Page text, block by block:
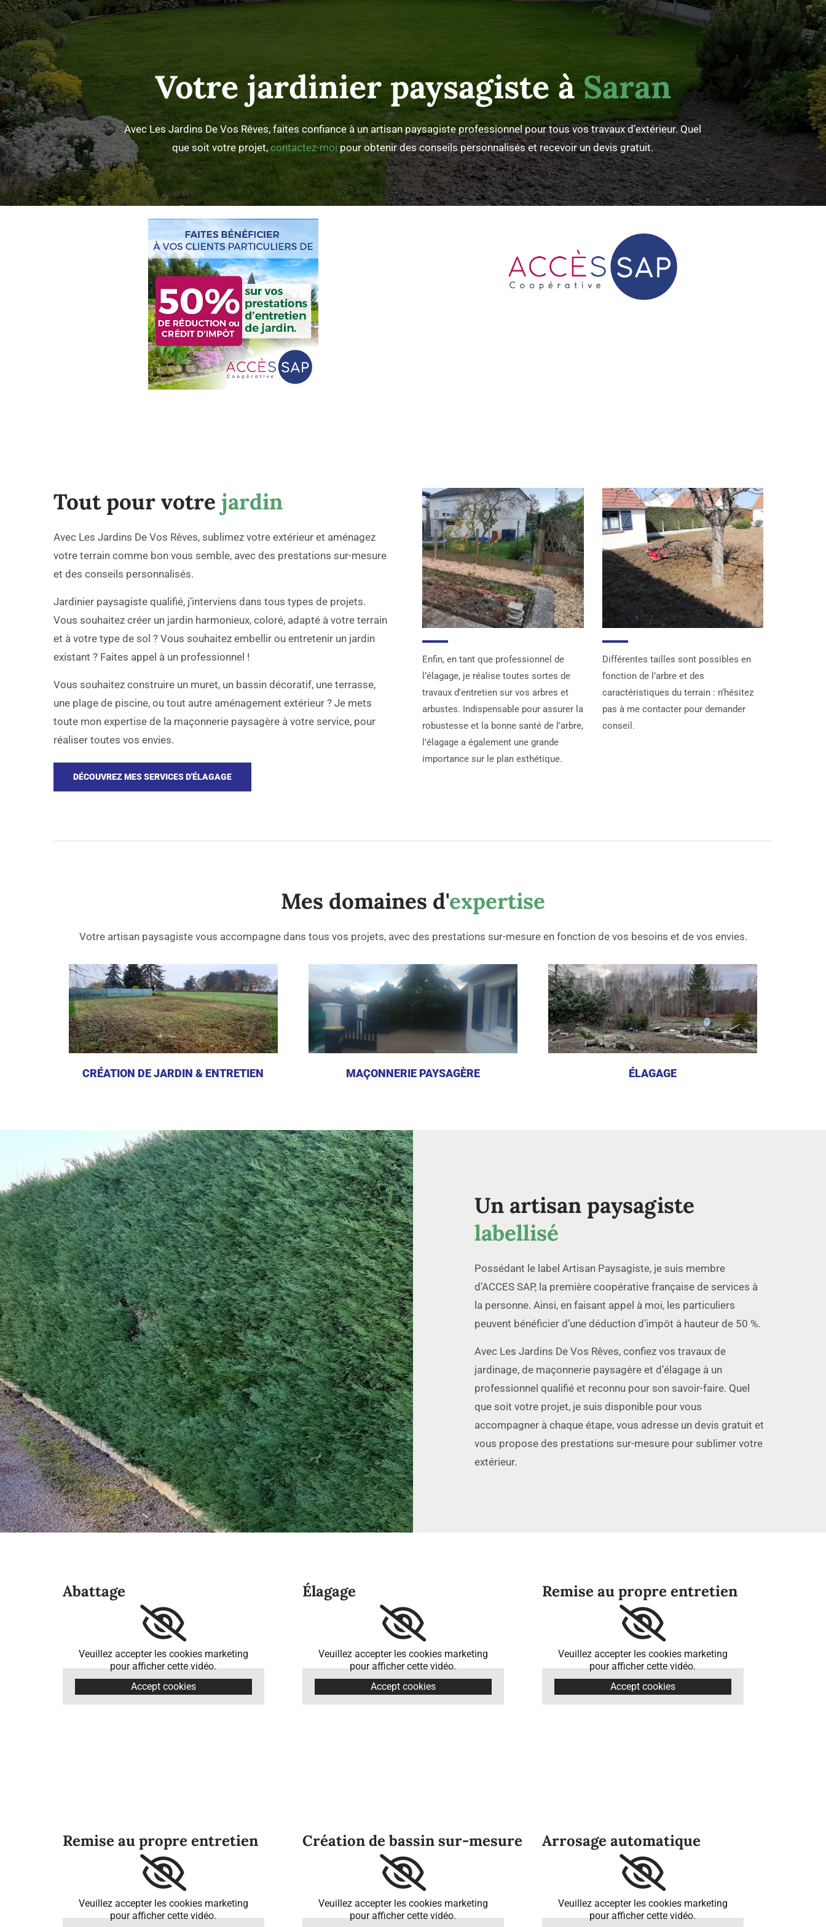
Votre jardinier paysagiste àSaran
Avec Les Jardins De Vos Rêves, faites confiance à un artisan paysagiste professionnel pour tous vos travaux d’extérieur. Quel
que soit votre projet,contactez-moipour obtenir des conseils personnalisés et recevoir un devis gratuit.
Tout pour votre jardin
Avec Les Jardins De Vos Rêves, sublimez votre extérieur et aménagez
votre terrain comme bon vous semble, avec des prestations sur-mesure
et des conseils personnalisés.
Jardinier paysagiste qualifié, j’interviens dans tous types de projets.
Vous souhaitez créer un jardin harmonieux, coloré, adapté à votre terrain
et à votre type de sol ? Vous souhaitez embellir ou entretenir un jardin
existant ? Faites appel à un professionnel !
Vous souhaitez construire un muret, un bassin décoratif, une terrasse,
une plage de piscine, ou tout autre aménagement extérieur ? Je mets
toute mon expertise de la maçonnerie paysagère à votre service, pour
réaliser toutes vos envies.
DÉCOUVREZ MES SERVICES D'ÉLAGAGE
Enfin, en tant que professionnel de
l’élagage, je réalise toutes sortes de
travaux d’entretien sur vos arbres et
arbustes. Indispensable pour assurer la
robustesse et la bonne santé de l’arbre,
l’élagage a également une grande
importance sur le plan esthétique.
Différentes tailles sont possibles en
fonction de l’arbre et des
caractéristiques du terrain : n’hésitez
pas à me contacter pour demander
conseil.
Mes domaines d'expertise
Votre artisan paysagiste vous accompagne dans tous vos projets, avec des prestations sur-mesure en fonction de vos besoins et de vos envies.
CRÉATION DE JARDIN & ENTRETIEN MAÇONNERIE PAYSAGÈRE ÉLAGAGE
Un artisan paysagiste
labellisé
Possédant le label Artisan Paysagiste, je suis membre
d’ACCES SAP, la première coopérative française de services à
la personne. Ainsi, en faisant appel à moi, les particuliers
peuvent bénéficier d’une déduction d’impôt à hauteur de 50 %.
Avec Les Jardins De Vos Rêves, confiez vos travaux de
jardinage, de maçonnerie paysagère et d’élagage à un
professionnel qualifié et reconnu pour son savoir-faire. Quel
que soit votre projet, je suis disponible pour vous
accompagner à chaque étape, vous adresse un devis gratuit et
vous propose des prestations sur-mesure pour sublimer votre
extérieur.
Abattage
Veuillez accepter les cookies marketing
pour afficher cette vidéo.
Accept cookies
Élagage
Veuillez accepter les cookies marketing
pour afficher cette vidéo.
Accept cookies
Remise au propre entretien
Veuillez accepter les cookies marketing
pour afficher cette vidéo.
Accept cookies
Remise au propre entretien
Veuillez accepter les cookies marketing
pour afficher cette vidéo.
Création de bassin sur-mesure
Veuillez accepter les cookies marketing
pour afficher cette vidéo.
Arrosage automatique
Veuillez accepter les cookies marketing
pour afficher cette vidéo.